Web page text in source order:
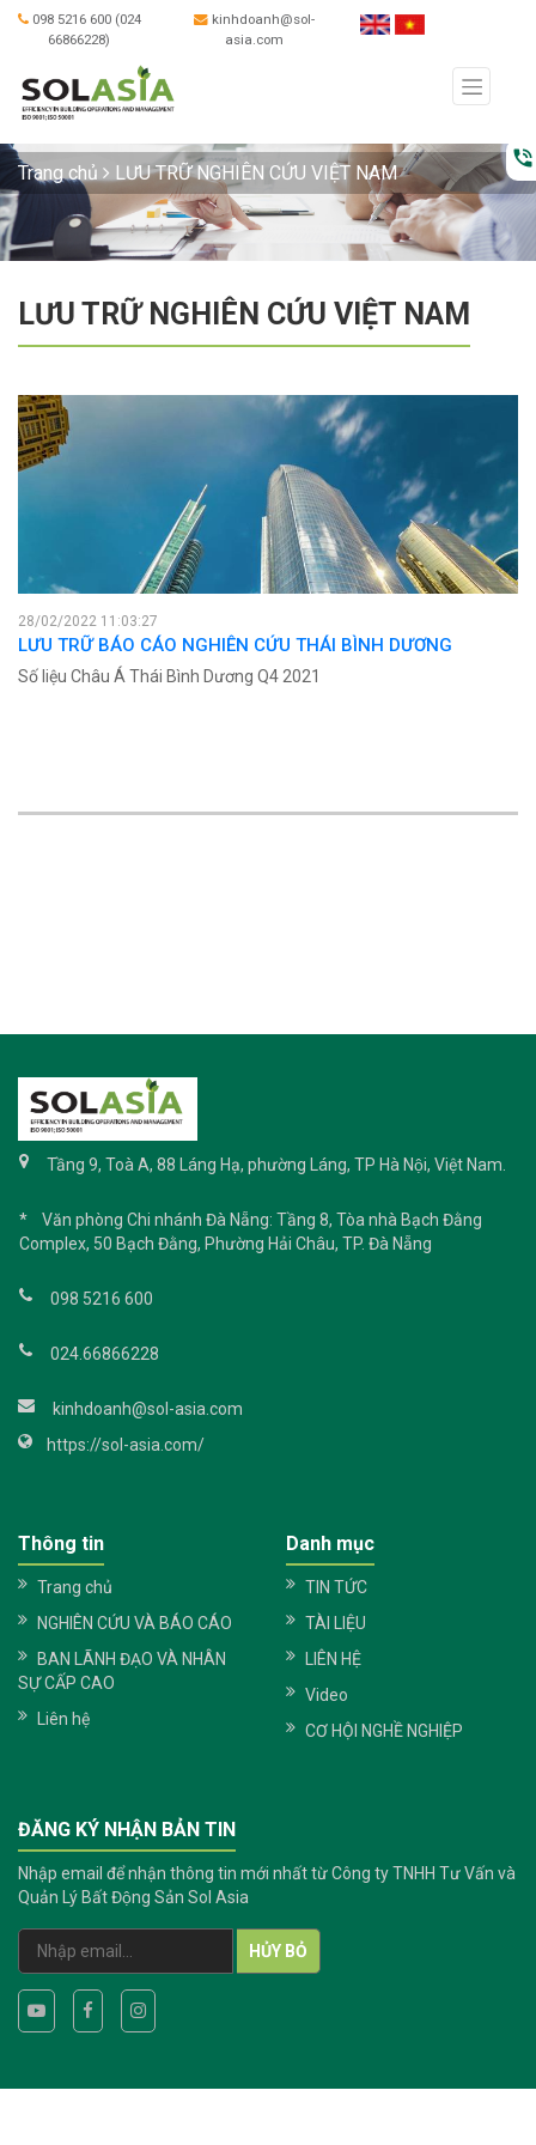
098 5216 600 (024
66866228)
kinhdoanh@sol-
asia.com
phone_in_talk
Trang chủ LƯU TRỮ NGHIÊN CỨU VIỆT NAM
LƯU TRỮ NGHIÊN CỨU VIỆT NAM
28/02/2022 11:03:27
LƯU TRỮ BÁO CÁO NGHIÊN CỨU THÁI BÌNH DƯƠNG
Số liệu Châu Á Thái Bình Dương Q4 2021
Tầng 9, Toà A, 88 Láng Hạ, phường Láng, TP Hà Nội, Việt Nam.
* Văn phòng Chi nhánh Đà Nẵng: Tầng 8, Tòa nhà Bạch Đằng
Complex, 50 Bạch Đằng, Phường Hải Châu, TP. Đà Nẵng
098 5216 600
024.66866228
kinhdoanh@sol-asia.com
https://sol-asia.com/
Thông tin
Trang chủ
NGHIÊN CỨU VÀ BÁO CÁO
BAN LÃNH ĐẠO VÀ NHÂN
SỰ CẤP CAO
Liên hệ
Danh mục
TIN TỨC
TÀI LIỆU
LIÊN HỆ
Video
CƠ HỘI NGHỀ NGHIỆP
ĐĂNG KÝ NHẬN BẢN TIN
Nhập email để nhận thông tin mới nhất từ Công ty TNHH Tư Vấn và
Quản Lý Bất Động Sản Sol Asia
HỦY BỎ